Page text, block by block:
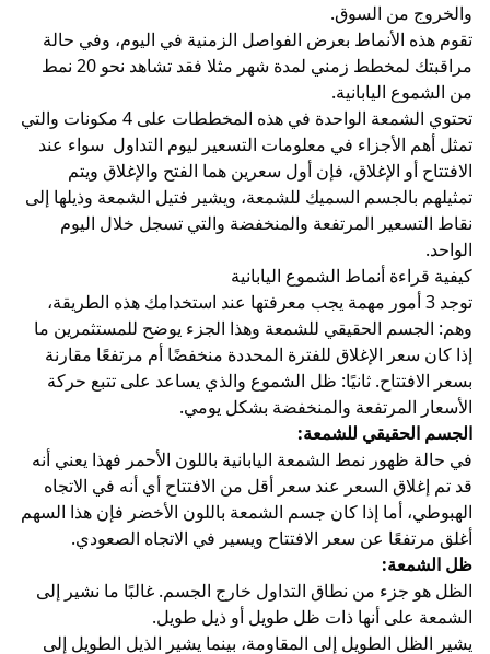
والخروج من السوق.
تقوم هذه الأنماط بعرض الفواصل الزمنية في اليوم، وفي حالة
مراقبتك لمخطط زمني لمدة شهر مثلا فقد تشاهد نحو 20 نمط
من الشموع اليابانية.
تحتوي الشمعة الواحدة في هذه المخططات على 4 مكونات والتي
تمثل أهم الأجزاء في معلومات التسعير ليوم التداول سواء عند
الافتتاح أو الإغلاق، فإن أول سعرين هما الفتح والإغلاق ويتم
تمثيلهم بالجسم السميك للشمعة، ويشير فتيل الشمعة وذيلها إلى
نقاط التسعير المرتفعة والمنخفضة والتي تسجل خلال اليوم
الواحد.
كيفية قراءة أنماط الشموع اليابانية
توجد 3 أمور مهمة يجب معرفتها عند استخدامك هذه الطريقة،
وهم: الجسم الحقيقي للشمعة وهذا الجزء يوضح للمستثمرين ما
إذا كان سعر الإغلاق للفترة المحددة منخفضًا أم مرتفعًا مقارنة
بسعر الافتتاح. ثانيًا: ظل الشموع والذي يساعد على تتبع حركة
الأسعار المرتفعة والمنخفضة بشكل يومي.
الجسم الحقيقي للشمعة:
في حالة ظهور نمط الشمعة اليابانية باللون الأحمر فهذا يعني أنه
قد تم إغلاق السعر عند سعر أقل من الافتتاح أي أنه في الاتجاه
الهبوطي، أما إذا كان جسم الشمعة باللون الأخضر فإن هذا السهم
أغلق مرتفعًا عن سعر الافتتاح ويسير في الاتجاه الصعودي.
ظل الشمعة:
الظل هو جزء من نطاق التداول خارج الجسم. غالبًا ما نشير إلى
الشمعة على أنها ذات ظل طويل أو ذيل طويل.
يشير الظل الطويل إلى المقاومة، بينما يشير الذيل الطويل إلى